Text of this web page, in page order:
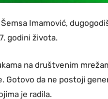
Imamović,
godini života.
na društvenim
Gotovo da ne postoji
je radila.